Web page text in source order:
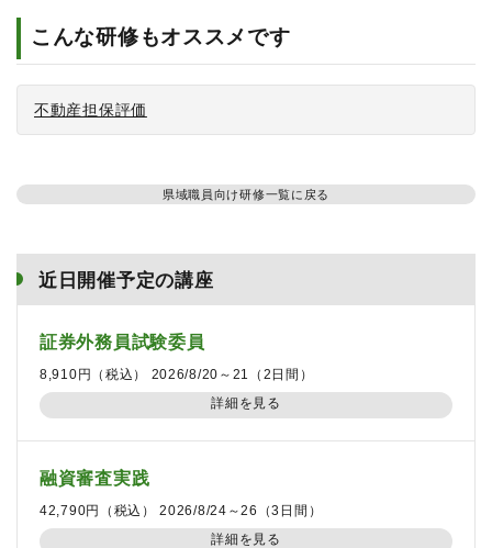
こんな研修もオススメです
不動産担保評価
県域職員向け研修一覧に戻る
近日開催予定の講座
証券外務員試験委員
8,910円（税込） 2026/8/20～21（2日間）
詳細を見る
融資審査実践
42,790円（税込） 2026/8/24～26（3日間）
詳細を見る